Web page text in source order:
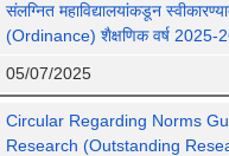
संलग्नित महाविद्यालयांकडून
(Ordinance) शैक्षणिक वर्ष 2025-
05/07/2025
Circular Regarding Norms
Research (Outstanding